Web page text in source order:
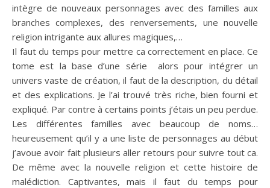
intègre de nouveaux personnages avec des familles aux
branches complexes, des renversements, une nouvelle
religion intrigante aux allures magiques,…
Il faut du temps pour mettre ca correctement en place. Ce
tome est la base d’une série alors pour intégrer un
univers vaste de création, il faut de la description, du détail
et des explications. Je l’ai trouvé très riche, bien fourni et
expliqué. Par contre à certains points j’étais un peu perdue.
Les différentes familles avec beaucoup de noms…
heureusement qu’il y a une liste de personnages au début
j’avoue avoir fait plusieurs aller retours pour suivre tout ca.
De même avec la nouvelle religion et cette histoire de
malédiction. Captivantes, mais il faut du temps pour